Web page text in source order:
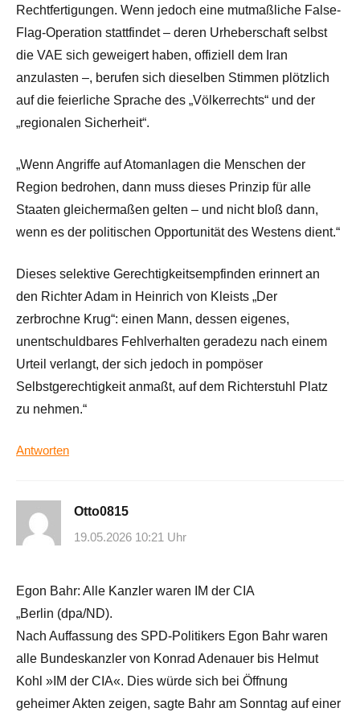
Rechtfertigungen. Wenn jedoch eine mutmaßliche False-
Flag-Operation stattfindet – deren Urheberschaft selbst
die VAE sich geweigert haben, offiziell dem Iran
anzulasten –, berufen sich dieselben Stimmen plötzlich
auf die feierliche Sprache des „Völkerrechts“ und der
„regionalen Sicherheit“.
„Wenn Angriffe auf Atomanlagen die Menschen der
Region bedrohen, dann muss dieses Prinzip für alle
Staaten gleichermaßen gelten – und nicht bloß dann,
wenn es der politischen Opportunität des Westens dient.“
Dieses selektive Gerechtigkeitsempfinden erinnert an
den Richter Adam in Heinrich von Kleists „Der
zerbrochne Krug“: einen Mann, dessen eigenes,
unentschuldbares Fehlverhalten geradezu nach einem
Urteil verlangt, der sich jedoch in pompöser
Selbstgerechtigkeit anmaßt, auf dem Richterstuhl Platz
zu nehmen.“
Antworten
Otto0815
19.05.2026 10:21 Uhr
Egon Bahr: Alle Kanzler waren IM der CIA
„Berlin (dpa/ND).
Nach Auffassung des SPD-Politikers Egon Bahr waren
alle Bundeskanzler von Konrad Adenauer bis Helmut
Kohl »IM der CIA«. Dies würde sich bei Öffnung
geheimer Akten zeigen, sagte Bahr am Sonntag auf einer